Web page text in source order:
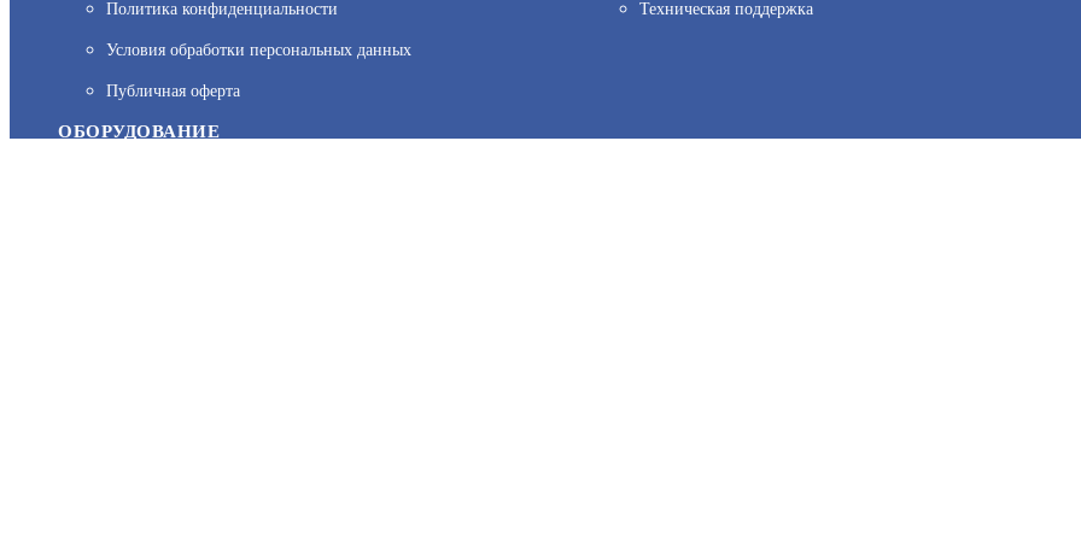
На нашем сайте используются cookie–файлы, в том числе сервисов веб–аналитики. Используя сайт, вы соглашаетесь на обработку
Политика конфиденциальности
Условия обработки персональных данных
Публичная оферта
Техническая поддержка
ОБОРУДОВАНИЕ